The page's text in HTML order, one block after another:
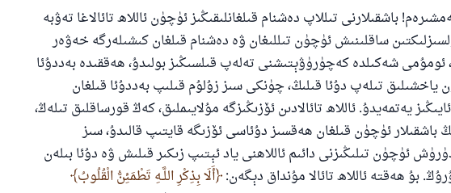
باشقىلارنى تىللاپ دەشنام قىلغانلىقىڭىز ئۈچۈن ئاللاھ تائالاغا تەۋبە
ساقلىنىش ئۈچۈن تىللىغان ۋە دەشنام قىلغان كىشىلەرگە خەۋەر
ئومۇمى شەكىلدە كەچۈرۈۋېتىشنى تەلەپ قىلسىڭىز بولىدۇ، ھەققىدە بەددۇئا
ياخشىلىق تىلەپ دۇئا قىلىڭ، چۈنكى سىز زۇلۇم قىلىپ بەددۇئا قىلغان
يەتمەيدۇ. ئاللاھ تائالادىن ئۆزىڭىزگە مۇلايىملىق، كەڭ قورساقلىق تىلەڭ،
باشقىلار ئۈچۈن قىلغان ھەقسىز دۇئاسى ئۆزىگە قايتىپ قالىدۇ، سىز
ئۈچۈن تىلىڭىزنى دائىم ئاللاھنى ياد ئېتىپ زىكىر قىلىش ۋە دۇئا بىلەن
بۇ ھەقتە ئاللاھ تائالا مۇنداق دېگەن: أَلَا بِذِكْرِ اللَّـهِ تَطْمَئِنُّ الْقُلُوبُ